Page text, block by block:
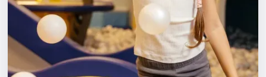
Города
Площадки
Артисты